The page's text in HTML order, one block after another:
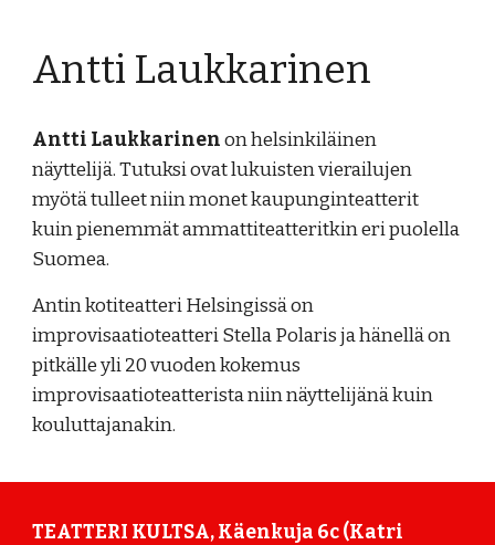
Antti Laukkarinen
Antti Laukkarinenon helsinkiläinen
näyttelijä. Tutuksi ovat lukuisten vierailujen
myötä tulleet niin monet kaupunginteatterit
kuin pienemmät ammattiteatteritkin eri puolella
Suomea.
Antin kotiteatteri Helsingissä on
improvisaatioteatteri Stella Polaris ja hänellä on
pitkälle yli 20 vuoden kokemus
improvisaatioteatterista niin näyttelijänä kuin
kouluttajanakin.
TEATTERI KULTSA, Käenkuja 6c (Katri